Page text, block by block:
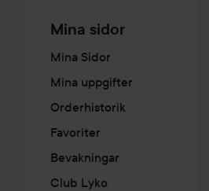
Mina sidor
Mina Sidor
Mina uppgifter
Orderhistorik
Favoriter
Bevakningar
Club Lyko